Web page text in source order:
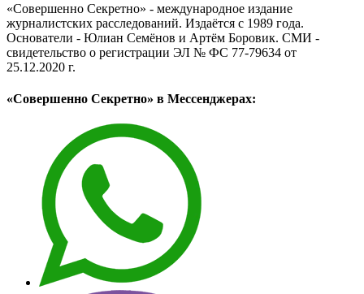
«Совершенно Секретно» - международное издание
журналистских расследований. Издаётся с 1989 года.
Основатели - Юлиан Семёнов и Артём Боровик. CМИ -
свидетельство о регистрации ЭЛ № ФС 77-79634 от
25.12.2020 г.
«Совершенно Секретно» в Мессенджерах: